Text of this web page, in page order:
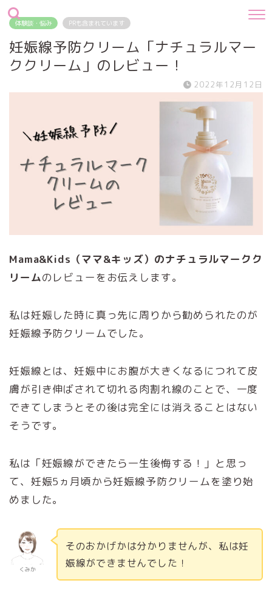
体験談・悩み PRも含まれています
妊娠線予防クリーム「ナチュラルマー
ククリーム」のレビュー！
2022年12月12日
Mama&Kids（ママ&キッズ）のナチュラルマークク
リームのレビューをお伝えします。
私は妊娠した時に真っ先に周りから勧められたのが
妊娠線予防クリームでした。
妊娠線とは、妊娠中にお腹が大きくなるにつれて皮
膚が引き伸ばされて切れる肉割れ線のことで、一度
できてしまうとその後は完全には消えることはない
そうです。
私は「妊娠線ができたら一生後悔する！」と思っ
て、妊娠5ヵ月頃から妊娠線予防クリームを塗り始
めました。
くみか
そのおかげかは分かりませんが、私は妊
娠線ができませんでした！